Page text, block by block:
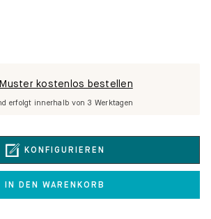
KONFIGURIEREN
IN DEN WARENKORB
Muster kostenlos bestellen
erfolgt innerhalb von 3 Werktagen